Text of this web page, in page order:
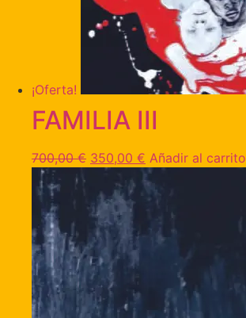
¡Oferta!
FAMILIA III
700,00€ 350,00 € Añadir al carrito